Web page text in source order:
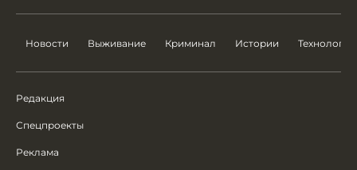
Новости Выживание Криминал Истории Технологии
Редакция
Спецпроекты
Реклама